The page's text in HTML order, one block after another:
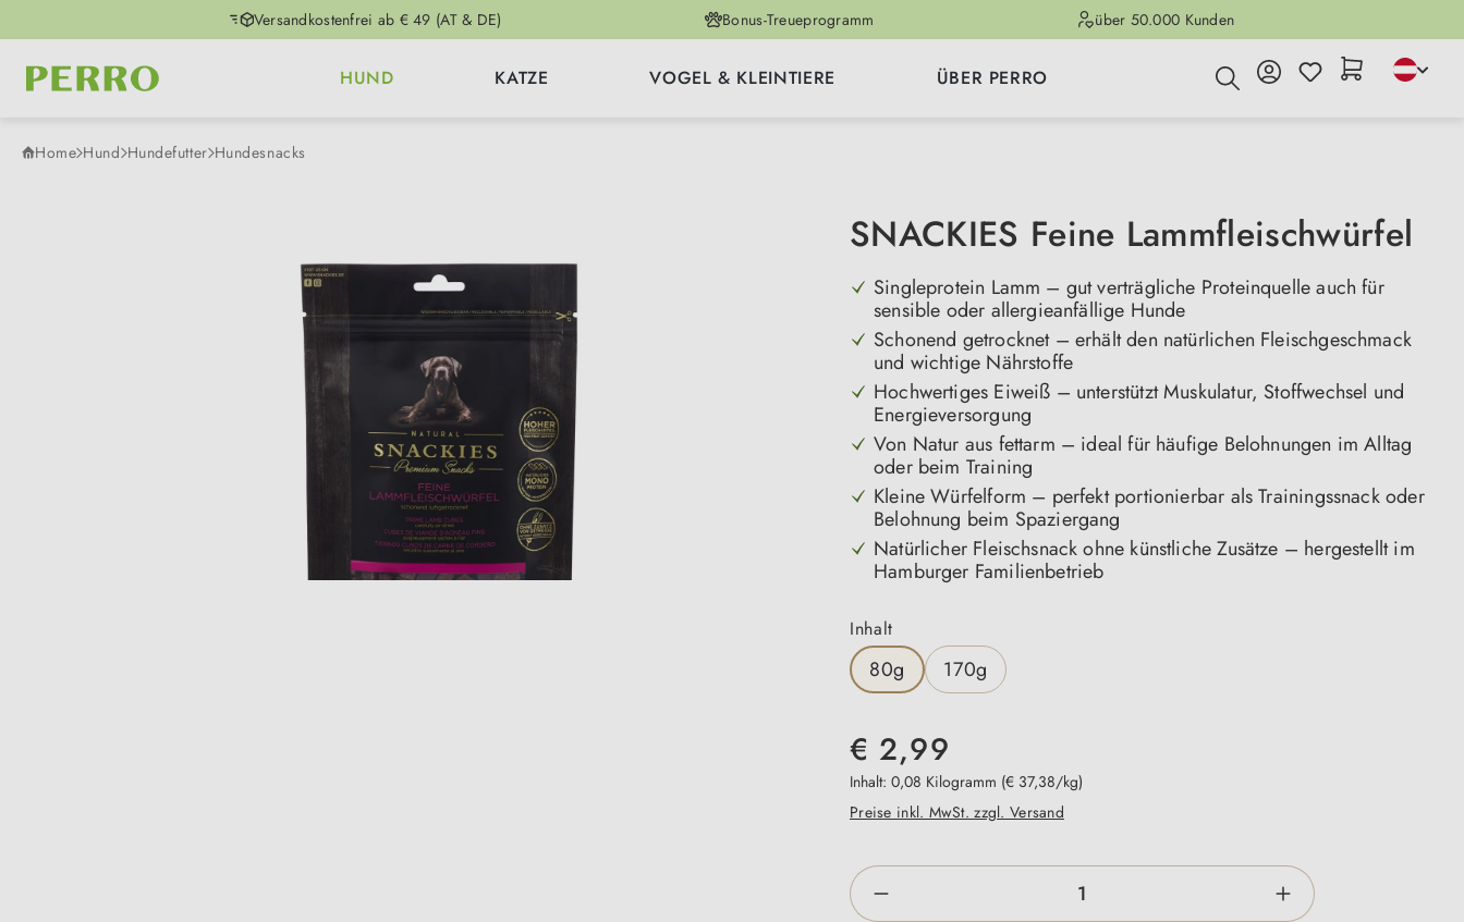
Zur Hauptnavigation springenVersandkostenfrei ab € 49 (AT & DE) Bonus-Treueprogramm über 50.000 Kunden
HUND KATZE VOGEL & KLEINTIERE ÜBER PERRO
Home Hund Hundefutter Hundesnacks
SNACKIES Feine Lammfleischwürfel
Singleprotein Lamm – gut verträgliche Proteinquelle auch für
sensible oder allergieanfällige Hunde
Schonend getrocknet – erhält den natürlichen Fleischgeschmack
und wichtige Nährstoffe
Hochwertiges Eiweiß – unterstützt Muskulatur, Stoffwechsel und
Energieversorgung
Von Natur aus fettarm – ideal für häufige Belohnungen im Alltag
oder beim Training
Kleine Würfelform – perfekt portionierbar als Trainingssnack oder
Belohnung beim Spaziergang
Natürlicher Fleischsnack ohne künstliche Zusätze – hergestellt im
Hamburger Familienbetrieb
Inhaltauswählen
80g 170g
€ 2,99
Inhalt: 0,08 Kilogramm (€ 37,38/kg)
Preise inkl. MwSt. zzgl. Versand
Produkt Anzahl: Gib den gewünschten Wert ein oder